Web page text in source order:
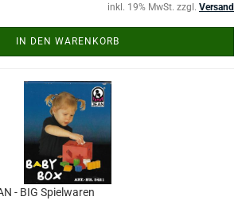
inkl. 19% MwSt. zzgl. Versand
IN DEN WARENKORB
- BIG Spielwaren